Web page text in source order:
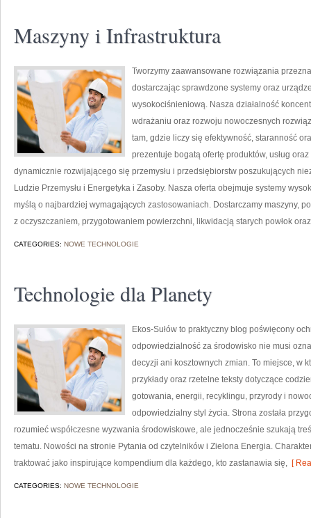
Maszyny i Infrastruktura
Tworzymy zaawansowane rozwiązania
dostarczając sprawdzone systemy oraz
wysokociśnieniową. Nasza działalność
wdrażaniu oraz rozwoju nowoczesnych
tam, gdzie liczy się efektywność, staranność
prezentuje bogatą ofertę produktów, usług
dynamicznie rozwijającego się przemysłu i przedsiębiorstw poszukujących
Ludzie Przemysłu i Energetyka i Zasoby. Nasza oferta obejmuje systemy
myślą o najbardziej wymagających zastosowaniach. Dostarczamy maszyny,
z oczyszczaniem, przygotowaniem powierzchni, likwidacją starych powłok
CATEGORIES: NOWE TECHNOLOGIE
Technologie dla Planety
Ekos-Sułów to praktyczny blog poświęcony
odpowiedzialność za środowisko nie musi
decyzji ani kosztownych zmian. To miejsce, w
przykłady oraz rzetelne teksty dotyczące
gotowania, energii, recyklingu, przyrody i
odpowiedzialny styl życia. Strona została
rozumieć współczesne wyzwania środowiskowe, ale jednocześnie szukają
tematu. Nowości na stronie Pytania od czytelników i Zielona Energia.
traktować jako inspirujące kompendium dla każdego, kto zastanawia się, [
CATEGORIES: NOWE TECHNOLOGIE